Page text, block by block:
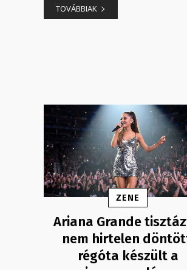
TOVÁBBIAK
ZENE
Ariana Grande
nem hirtelen
régóta készült a